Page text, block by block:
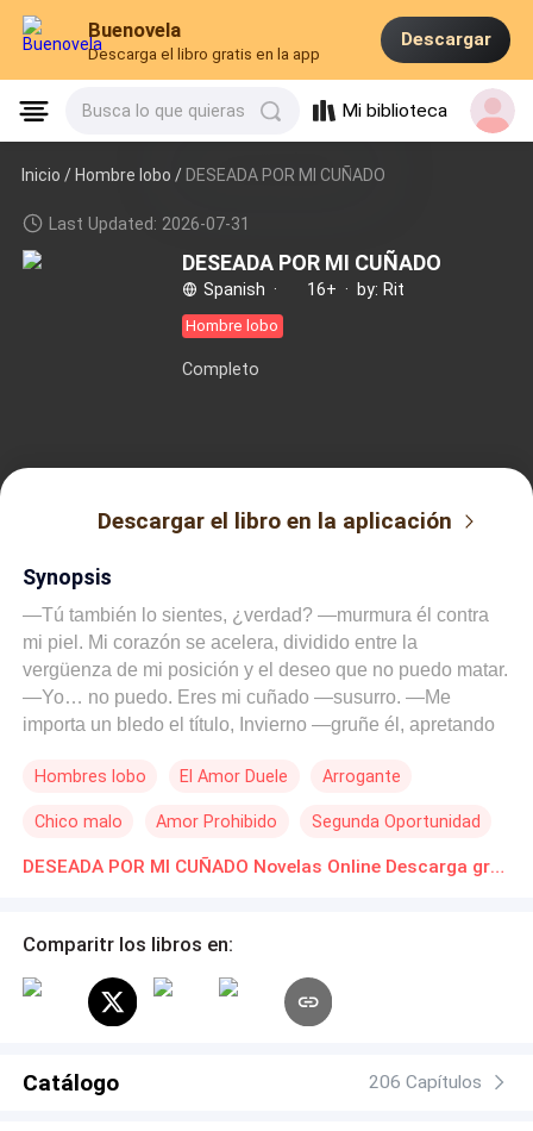
Buenovela
Descarga el libro gratis en la app
Descargar
Busca lo que quieras Mi biblioteca
Inicio /Hombre lobo / DESEADA POR MI CUÑADO
Last Updated: 2026-07-31
DESEADA POR MI CUÑADO
Spanish · 16+ · by: Rit
Hombre lobo
Completo
Descargar el libro en la aplicación
Synopsis
—Tú también lo sientes, ¿verdad? —murmura él contra
mi piel. Mi corazón se acelera, dividido entre la
vergüenza de mi posición y el deseo que no puedo matar.
—Yo… no puedo. Eres mi cuñado —susurro. —Me
importa un bledo el título, Invierno —gruñe él, apretando
aullar a mi lobo. —¡Tu compañero es mi marido! Esas
gemela, Esmeralda, no solo robó mi vida; robó al Alfa
destinado a ser mío. Mientras nuestros padres forzaron mi
apareamiento me quema viva, un fuego fantasma en mis
Genaro, mi compañero, mi cuñado— permanece ciego a
la verdad. Él no puede sentir el vínculo. Me mira con ojos
que Esmeralda cometió. Me condenó al exilio,
Hombres lobo El Amor Duele Arrogante
Chico malo Amor Prohibido Segunda Oportunidad
DESEADA POR MI CUÑADO Novelas Online Descarga gratuita de PDF
Comparitr los libros en:
Catálogo 206 Capítulos